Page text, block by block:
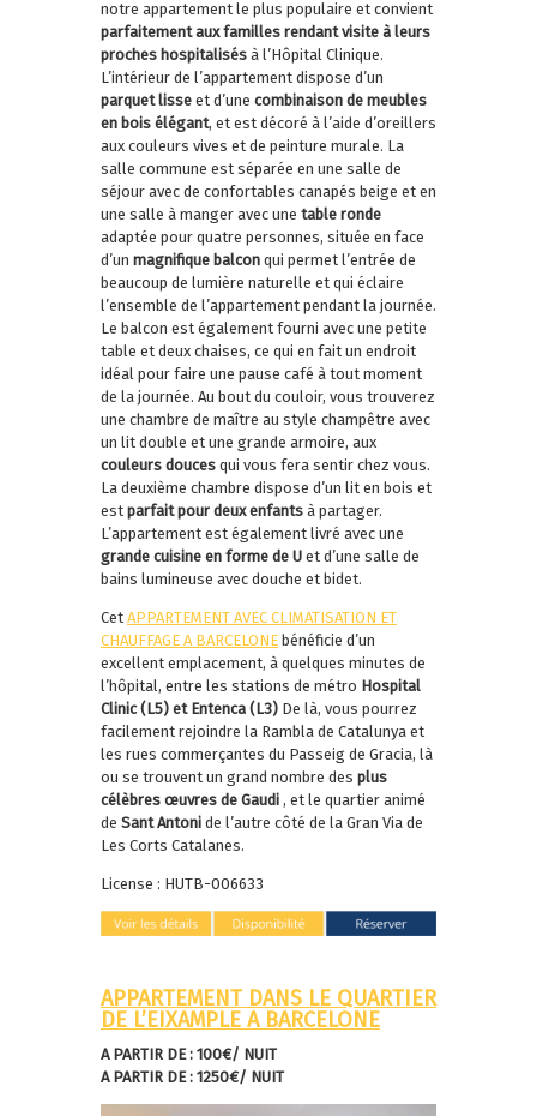
notre appartement le plus populaire et convient
parfaitement aux familles rendant visite à leurs
proches hospitalisés à l’Hôpital Clinique.
L’intérieur de l’appartement dispose d’un
parquet lisse et d’une combinaison de meubles
en bois élégant, et est décoré à l’aide d’oreillers
aux couleurs vives et de peinture murale. La
salle commune est séparée en une salle de
séjour avec de confortables canapés beige et en
une salle à manger avec une table ronde
adaptée pour quatre personnes, située en face
d’un magnifique balcon qui permet l’entrée de
beaucoup de lumière naturelle et qui éclaire
l’ensemble de l’appartement pendant la journée.
Le balcon est également fourni avec une petite
table et deux chaises, ce qui en fait un endroit
idéal pour faire une pause café à tout moment
de la journée. Au bout du couloir, vous trouverez
une chambre de maître au style champêtre avec
un lit double et une grande armoire, aux
couleurs douces qui vous fera sentir chez vous.
La deuxième chambre dispose d’un lit en bois et
est parfait pour deux enfants à partager.
L’appartement est également livré avec une
grande cuisine en forme de U et d’une salle de
bains lumineuse avec douche et bidet.
Cet APPARTEMENT AVEC CLIMATISATION ET
CHAUFFAGE A BARCELONE bénéficie d’un
excellent emplacement, à quelques minutes de
l’hôpital, entre les stations de métro Hospital
Clinic (L5) et Entenca (L3) De là, vous pourrez
facilement rejoindre la Rambla de Catalunya et
les rues commerçantes du Passeig de Gracia, là
ou se trouvent un grand nombre des plus
célèbres œuvres de Gaudi , et le quartier animé
de Sant Antoni de l’autre côté de la Gran Via de
Les Corts Catalanes.
License : HUTB-006633
APPARTEMENT DANS LE QUARTIER
DE L’EIXAMPLE A BARCELONE
A PARTIR DE : 100€/ NUIT
A PARTIR DE : 1250€/ NUIT